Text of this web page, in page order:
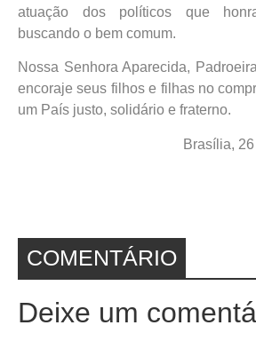
atuação dos políticos que
buscando o bem comum.
Nossa Senhora Aparecida,
encoraje seus filhos e filhas no
um País justo, solidário e fraterno.
Brasília,
COMENTÁRIO
Deixe um